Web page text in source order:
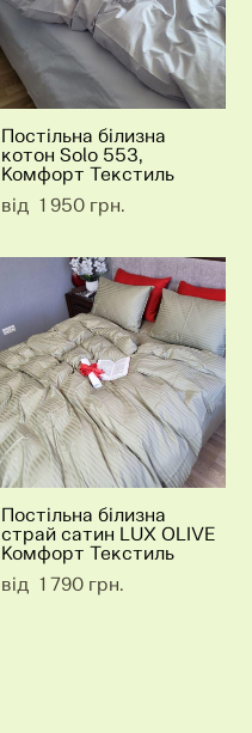
Постільна білизна
котон Solo 553,
Комфорт Текстиль
від 1 950 грн.
Постільна білизна
страй сатин LUX OLIVE
Комфорт Текстиль
від 1 790 грн.